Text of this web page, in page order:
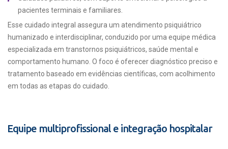
pacientes terminais e familiares.
Esse cuidado integral assegura um atendimento psiquiátrico
humanizado e interdisciplinar, conduzido por uma equipe médica
especializada em transtornos psiquiátricos, saúde mental e
comportamento humano. O foco é oferecer diagnóstico preciso e
tratamento baseado em evidências científicas, com acolhimento
em todas as etapas do cuidado.
Equipe multiprofissional e integração hospitalar